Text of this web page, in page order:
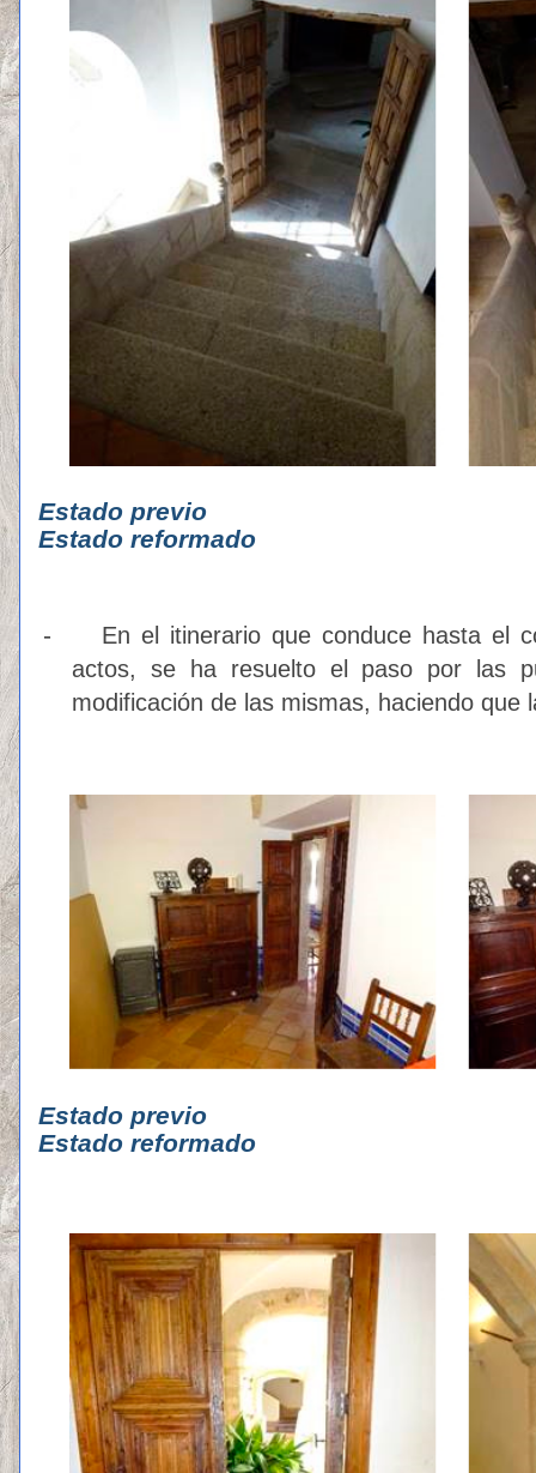
Estado
Estado reformado
-
En el itinerario que conduce hasta el
actos, se ha resuelto el paso por las
modificación de las mismas, haciendo que
Estado
Estado reformado